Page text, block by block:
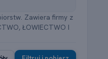
Zawiera firmy z
ŁOWIECTWO I